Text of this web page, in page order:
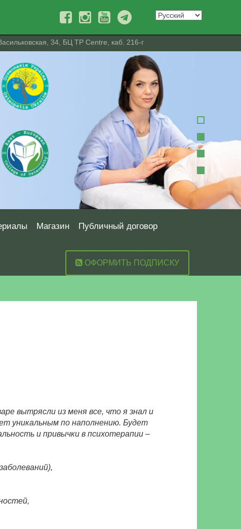
34, БЦ TP Centre, каб. 216-г
Магазин Публичный договор
ОФОРМИТЬ ПОДПИСКУ
вытрясли из меня все, что я знал и
уникальным по наполнению. Будет
и привычки в психотерапии –